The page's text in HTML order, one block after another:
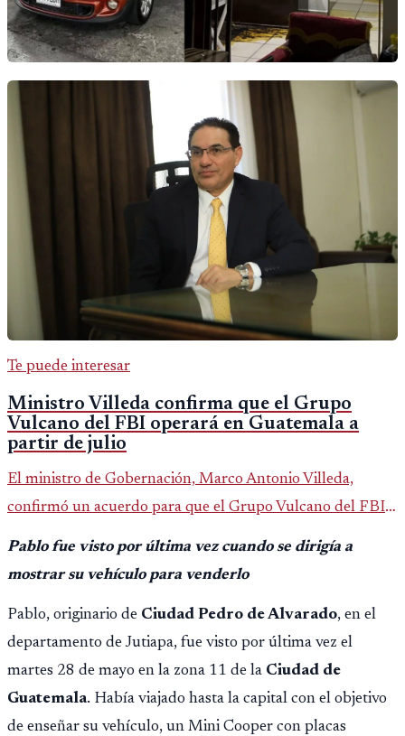
Te puede interesar
Ministro Villeda confirma que el Grupo
Vulcano del FBI operará en Guatemala a
partir de julio
El ministro de Gobernación, Marco Antonio Villeda,
confirmó un acuerdo para que el Grupo Vulcano del FBI
opere en Guatemala a partir de julio, tras un intento
fallido con la administración anterior del Ministerio
Pablo fue visto por última vez cuando se dirigía a
mostrar su vehículo para venderlo
Pablo, originario de Ciudad Pedro de Alvarado, en el
departamento de Jutiapa, fue visto por última vez el
martes 28 de mayo en la zona 11 de la Ciudad de
Guatemala. Había viajado hasta la capital con el objetivo
de enseñar su vehículo, un Mini Cooper con placas